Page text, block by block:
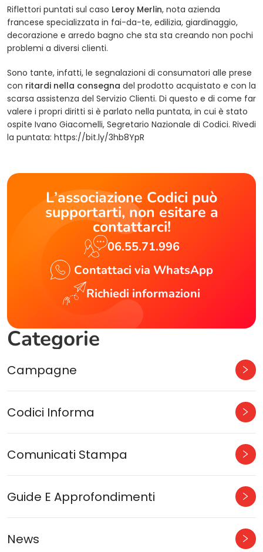
Riflettori puntati sul caso Leroy Merlin, nota azienda
francese specializzata in fai-da-te, edilizia, giardinaggio,
decorazione e arredo bagno che sta sta creando non pochi
problemi a diversi clienti.
Sono tante, infatti, le segnalazioni di consumatori alle prese
con ritardi nella consegna del prodotto acquistato e con la
scarsa assistenza del Servizio Clienti. Di questo e di come far
valere i propri diritti si è parlato nella puntata, in cui è stato
ospite Ivano Giacomelli, Segretario Nazionale di Codici. Rivedi
la puntata: https://bit.ly/3hb8YpR
L’associazione Codici può
supportarti, non esitare a
contattarci!
06.55.71.996
Contattaci via WhatsApp
Richiedi informazioni
Categorie
Campagne
Codici Informa
Comunicati Stampa
Guide E Approfondimenti
News